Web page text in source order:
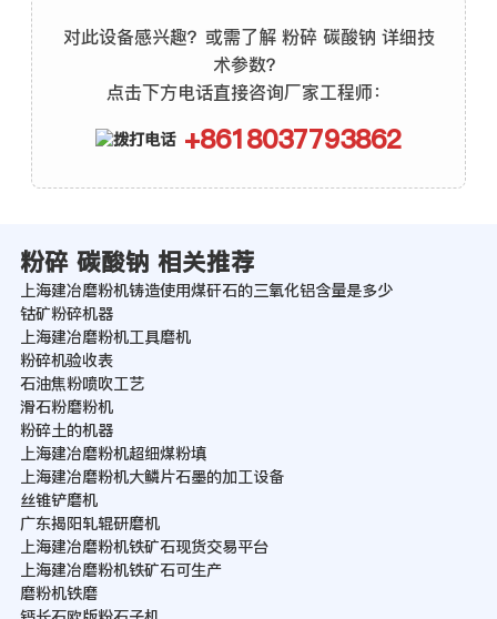
对此设备感兴趣？或需了解 粉碎 碳酸钠 详细技
术参数？
点击下方电话直接咨询厂家工程师：
+8618037793862
粉碎 碳酸钠 相关推荐
上海建冶磨粉机铸造使用煤矸石的三氧化铝含量是多少
钴矿粉碎机器
上海建冶磨粉机工具磨机
粉碎机验收表
石油焦粉喷吹工艺
滑石粉磨粉机
粉碎土的机器
上海建冶磨粉机超细煤粉填
上海建冶磨粉机大鳞片石墨的加工设备
丝锥铲磨机
广东揭阳轧辊研磨机
上海建冶磨粉机铁矿石现货交易平台
上海建冶磨粉机铁矿石可生产
磨粉机铁磨